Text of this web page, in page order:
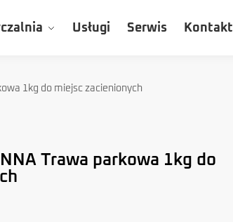
Usługi Serwis Kontakt
1kg do miejsc zacienionych
Trawa parkowa 1kg do